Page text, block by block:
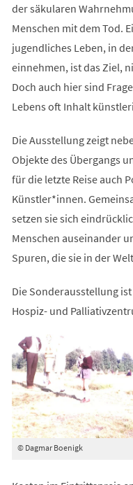
der säkularen
Menschen mit dem Tod.
jugendliches Leben, in
einnehmen, ist das Ziel,
Doch auch hier sind
Lebens oft Inhalt
Die Ausstellung zeigt
Objekte des Übergangs
für die letzte Reise auch
Künstler*innen.
setzen sie sich
Menschen auseinander
Spuren, die sie in der
Die Sonderausstellung
Hospiz- und
© Dagmar Boenigk